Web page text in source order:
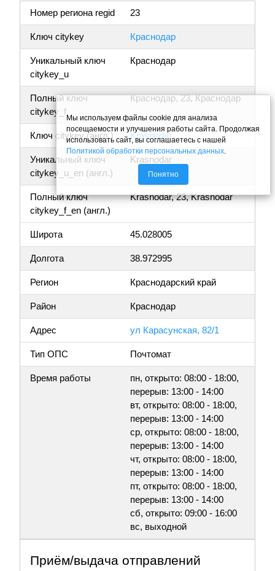
Номер региона regid
23
Ключ citykey Краснодар
Уникальный ключ
citykey_u
Краснодар
Полный ключ
citykey_f
Краснодар, 23, Краснодар
Ключ citykey (англ.) Krasnodar
Уникальный ключ
citykey_u_en (англ.)
Krasnodar
Полный ключ
citykey_f_en (англ.)
Krasnodar, 23, Krasnodar
Широта 45.028005
Долгота 38.972995
Регион Краснодарский край
Район Краснодар
Адрес ул Карасунская, 82/1
Тип ОПС Почтомат
Время работы
пн, открыто: 08:00 - 18:00,
перерыв: 13:00 - 14:00
вт, открыто: 08:00 - 18:00,
перерыв: 13:00 - 14:00
ср, открыто: 08:00 - 18:00,
перерыв: 13:00 - 14:00
чт, открыто: 08:00 - 18:00,
перерыв: 13:00 - 14:00
пт, открыто: 08:00 - 18:00,
перерыв: 13:00 - 14:00
сб, открыто: 09:00 - 16:00
вс, выходной
Приём/выдача отправлений
Мы используем файлы cookie для анализа
посещаемости и улучшения работы сайта. Продолжая
использовать сайт, вы соглашаетесь с нашей
Политикой обработки персональных данных.
Понятно